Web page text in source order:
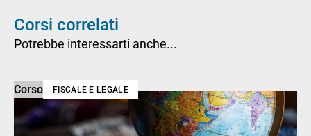
Corsi correlati
Potrebbe interessarti anche...
Corso FISCALE E LEGALE